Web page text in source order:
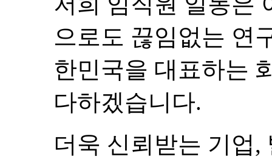
덕산약품공업(주) 입
물류비 및 인건비
운임비(택배비)가